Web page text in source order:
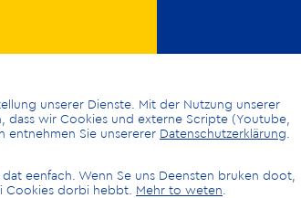
unserer Dienste. Mit der Nutzung unserer
dass wir Cookies und externe Scripte (Youtube,
entnehmen Sie unsererer Datenschutzerklärung
eenfach. Wenn Se uns Deensten bruken doot,
Cookies dorbi hebbt. Mehr to weten